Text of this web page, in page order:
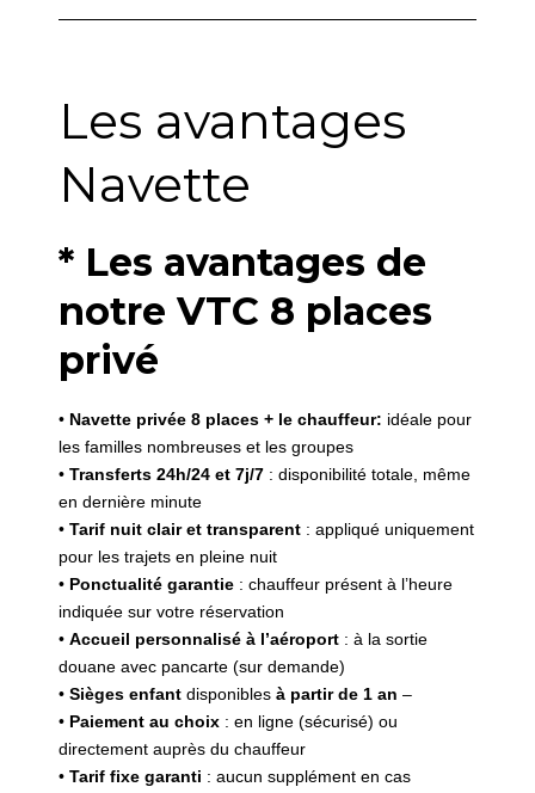
Les avantages
Navette
* Les avantages de
notre VTC 8 places
privé
• Navette privée 8 places + le chauffeur: idéale pour
les familles nombreuses et les groupes
• Transferts 24h/24 et 7j/7 : disponibilité totale, même
en dernière minute
• Tarif nuit clair et transparent : appliqué uniquement
pour les trajets en pleine nuit
• Ponctualité garantie : chauffeur présent à l’heure
indiquée sur votre réservation
• Accueil personnalisé à l’aéroport : à la sortie
douane avec pancarte (sur demande)
• Sièges enfant disponibles à partir de 1 an –
• Paiement au choix : en ligne (sécurisé) ou
directement auprès du chauffeur
• Tarif fixe garanti : aucun supplément en cas